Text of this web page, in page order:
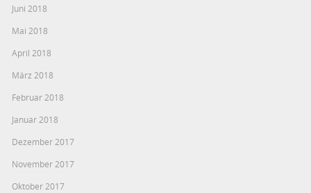
Juni 2018
Mai 2018
April 2018
März 2018
Februar 2018
Januar 2018
Dezember 2017
November 2017
Oktober 2017